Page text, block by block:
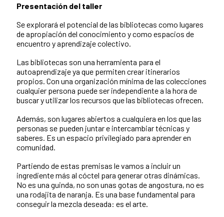
Presentación del taller
Se explorará el potencial de las bibliotecas como lugares
de apropiación del conocimiento y como espacios de
encuentro y aprendizaje colectivo.
Las bibliotecas son una herramienta para el
autoaprendizaje ya que permiten crear itinerarios
propios. Con una organización mínima de las colecciones
cualquier persona puede ser independiente a la hora de
buscar y utilizar los recursos que las bibliotecas ofrecen.
Además, son lugares abiertos a cualquiera en los que las
personas se pueden juntar e intercambiar técnicas y
saberes. Es un espacio privilegiado para aprender en
comunidad.
Partiendo de estas premisas le vamos a incluir un
ingrediente más al cóctel para generar otras dinámicas.
No es una guinda, no son unas gotas de angostura, no es
una rodajita de naranja. Es una base fundamental para
conseguir la mezcla deseada: es el arte.